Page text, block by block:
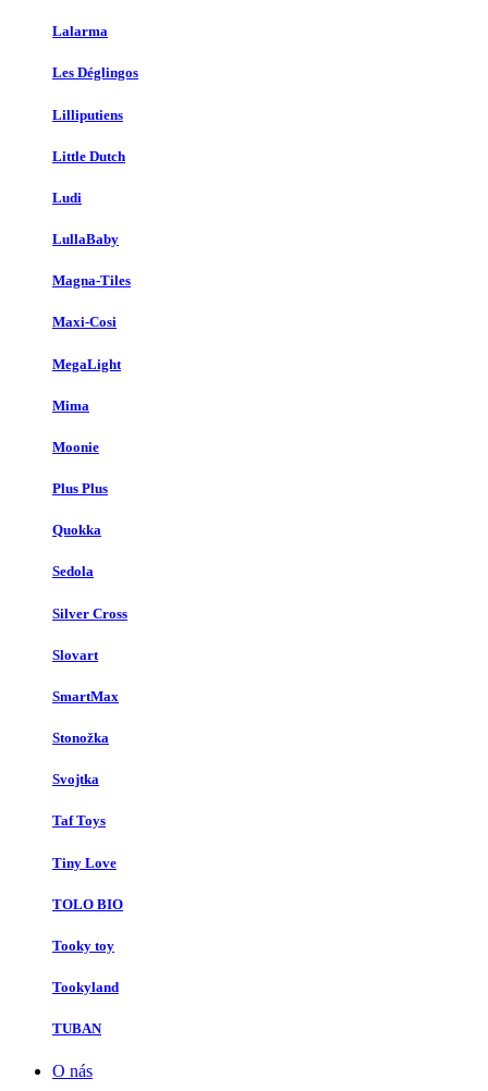
Lalarma
Les Déglingos
Lilliputiens
Little Dutch
Ludi
LullaBaby
Magna-Tiles
Maxi-Cosi
MegaLight
Mima
Moonie
Plus Plus
Quokka
Sedola
Silver Cross
Slovart
SmartMax
Stonožka
Svojtka
Taf Toys
Tiny Love
TOLO BIO
Tooky toy
Tookyland
TUBAN
O nás